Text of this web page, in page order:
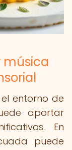
música
entorno de
aportar
En
puede